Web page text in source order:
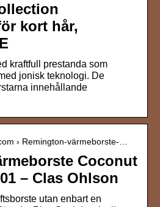
kort hår,
kraftfull prestanda som
jonisk teknologi. De
innehållande
› Remington-värmeborste-…
Coconut
– Clas Ohlson
utan enbart en